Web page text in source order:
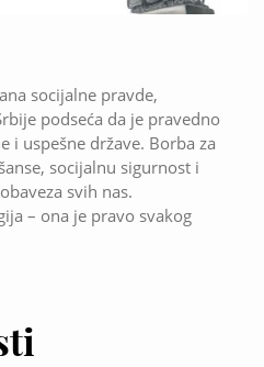
socijalne pravde,
podseća da je pravedno
i uspešne države. Borba za
socijalnu sigurnost i
svih nas.
– ona je pravo svakog